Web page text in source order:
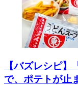
【バズレシピ】
で、ポテトが止